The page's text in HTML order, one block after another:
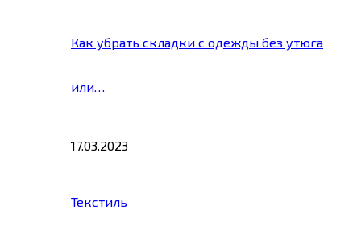
Как убрать складки с одежды без утюга
или…
17.03.2023
Текстиль